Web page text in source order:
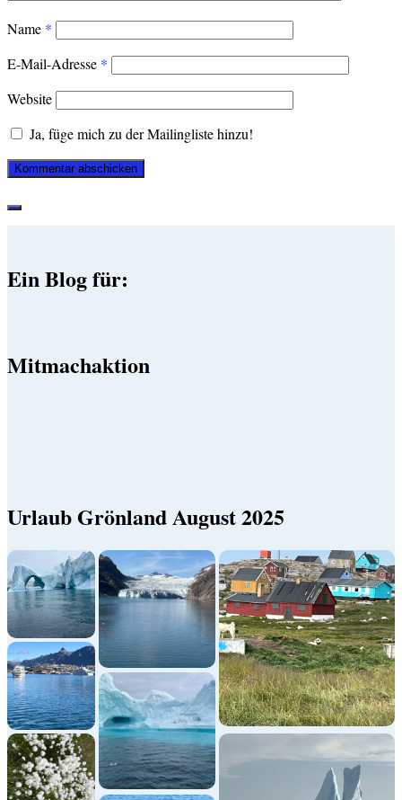
Name *
E-Mail-Adresse *
Website
Ja, füge mich zu der Mailingliste hinzu!
Ein Blog für:
Mitmachaktion
Urlaub Grönland August 2025